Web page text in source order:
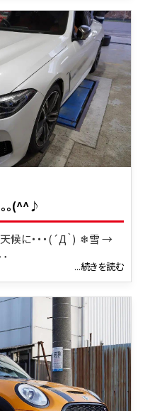
｡｡(^^♪
候に・・・(´Д｀) ❄雪 →
...続きを読む